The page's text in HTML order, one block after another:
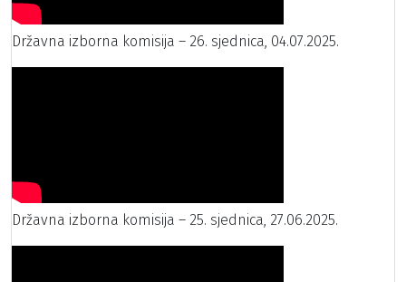
Državna izborna komisija – 26. sjednica, 04.07.2025.
Državna izborna komisija – 25. sjednica, 27.06.2025.